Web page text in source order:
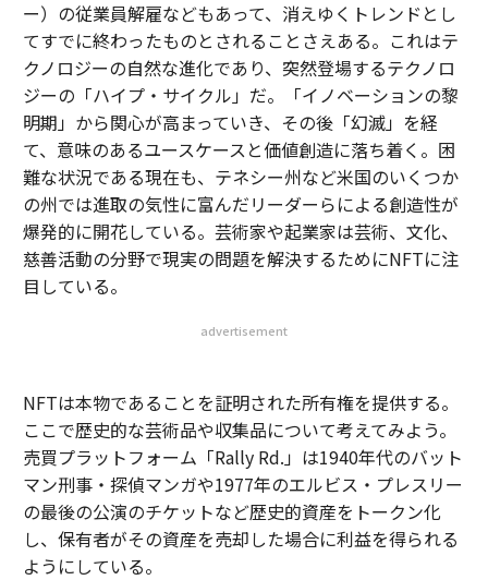
ー）の従業員解雇などもあって、消えゆくトレンドとし
てすでに終わったものとされることさえある。これはテ
クノロジーの自然な進化であり、突然登場するテクノロ
ジーの「ハイプ・サイクル」だ。「イノベーションの黎
明期」から関心が高まっていき、その後「幻滅」を経
て、意味のあるユースケースと価値創造に落ち着く。困
難な状況である現在も、テネシー州など米国のいくつか
の州では進取の気性に富んだリーダーらによる創造性が
爆発的に開花している。芸術家や起業家は芸術、文化、
慈善活動の分野で現実の問題を解決するためにNFTに注
目している。
advertisement
NFTは本物であることを証明された所有権を提供する。
ここで歴史的な芸術品や収集品について考えてみよう。
売買プラットフォーム「Rally Rd.」は1940年代のバット
マン刑事・探偵マンガや1977年のエルビス・プレスリー
の最後の公演のチケットなど歴史的資産をトークン化
し、保有者がその資産を売却した場合に利益を得られる
ようにしている。